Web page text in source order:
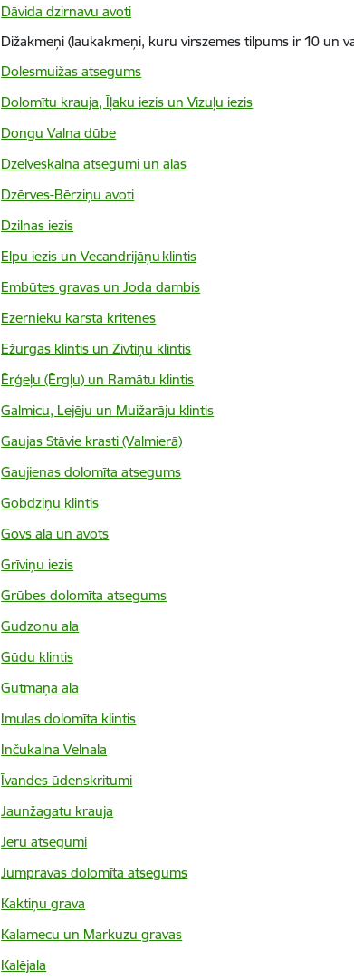
Dāvida dzirnavu avoti
Dižakmeņi (laukakmeņi, kuru virszemes tilpums ir 10 un
Dolesmuižas atsegums
Dolomītu krauja, Īļaku iezis un Vizuļu iezis
Dongu Valna dūbe
Dzelveskalna atsegumi un alas
Dzērves-Bērziņu avoti
Dzilnas iezis
Elpu iezis un Vecandrijāņu klintis
Embūtes gravas un Joda dambis
Ezernieku karsta kritenes
Ežurgas klintis un Zivtiņu klintis
Ērģeļu (Ērgļu) un Ramātu klintis
Galmicu, Lejēju un Muižarāju klintis
Gaujas Stāvie krasti (Valmierā)
Gaujienas dolomīta atsegums
Gobdziņu klintis
Govs ala un avots
Grīviņu iezis
Grūbes dolomīta atsegums
Gudzonu ala
Gūdu klintis
Gūtmaņa ala
Imulas dolomīta klintis
Inčukalna Velnala
Īvandes ūdenskritumi
Jaunžagatu krauja
Jeru atsegumi
Jumpravas dolomīta atsegums
Kaktiņu grava
Kalamecu un Markuzu gravas
Kalējala